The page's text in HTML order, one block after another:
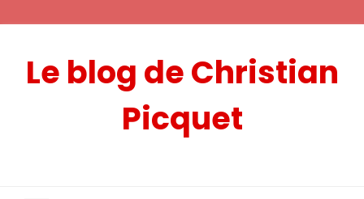
Le blog de Christian
Picquet